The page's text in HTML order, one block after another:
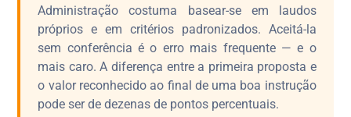
Administração costuma basear-se em laudos
próprios e em critérios padronizados. Aceitá-la
sem conferência é o erro mais frequente — e o
mais caro. A diferença entre a primeira proposta e
o valor reconhecido ao final de uma boa instrução
pode ser de dezenas de pontos percentuais.